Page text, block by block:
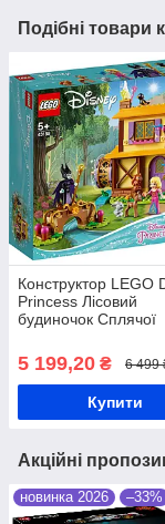
Подібні товари
Конструктор LEGO
Princess Лісовий
будиночок Сплячої
5 199,20 ₴ 6 499
Купити
Акційні
новинка 2026 –33%